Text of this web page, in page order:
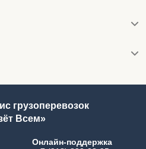
грузоперевозок
Всем»
Онлайн-поддержка